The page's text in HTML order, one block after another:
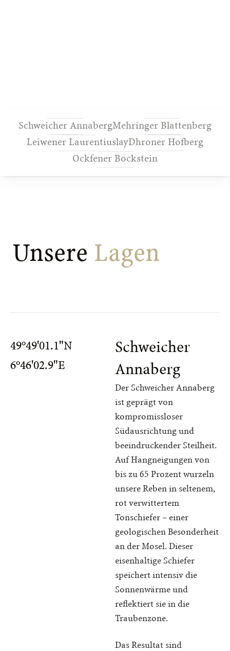
Schweicher AnnabergMehringer Blattenberg
Leiwener LaurentiuslayDhroner Hofberg
Ockfener Bockstein
Unsere Lagen
49°49'01.1"N
6°46'02.9"E
Schweicher
Annaberg
Der Schweicher Annaberg
ist geprägt von
kompromissloser
Südausrichtung und
beeindruckender Steilheit.
Auf Hangneigungen von
bis zu 65 Prozent wurzeln
unsere Reben in seltenem,
rot verwittertem
Tonschiefer – einer
geologischen Besonderheit
an der Mosel. Dieser
eisenhaltige Schiefer
speichert intensiv die
Sonnenwärme und
reflektiert sie in die
Traubenzone.
Das Resultat sind